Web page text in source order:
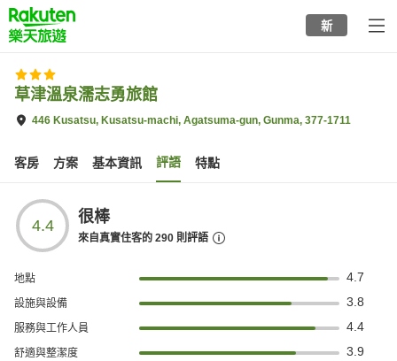
to
top
page
新
草津溫泉濡志勇旅館
446 Kusatsu, Kusatsu-machi, Agatsuma-gun, Gunma, 377-1711
客房 方案 基本資訊 評語 特點
4.4 很棒
來自真實住客的 290 則評語
地點 4.7
設施與設備 3.8
服務與工作人員 4.4
舒適與整潔度 3.9